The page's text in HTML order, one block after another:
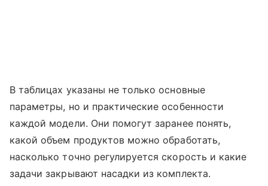
В таблицах указаны не только основные
параметры, но и практические особенности
каждой модели. Они помогут заранее понять,
какой объем продуктов можно обработать,
насколько точно регулируется скорость и какие
задачи закрывают насадки из комплекта.